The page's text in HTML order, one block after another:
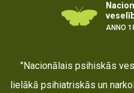
ANNO
"Nacionālais psihiskās
lielākā psihiatriskās un